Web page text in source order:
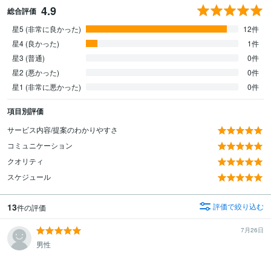
総合評価 4.9
星5 (非常に良かった)
12件
星4 (良かった)
1件
星3 (普通)
0件
星2 (悪かった)
0件
星1 (非常に悪かった)
0件
項目別評価
サービス内容/提案のわかりやすさ
コミュニケーション
クオリティ
スケジュール
13件の評価 評価で絞り込む
7月26日
男性